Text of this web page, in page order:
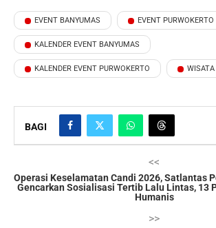
EVENT BANYUMAS EVENT PURWOKERTO
KALENDER EVENT BANYUMAS
KALENDER EVENT PURWOKERTO
BAGI
<<
Operasi Keselamatan Candi 2026, Satlantas
Gencarkan Sosialisasi Tertib Lalu Lintas, 13
Humanis
>>